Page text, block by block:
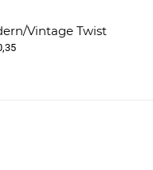
Vintage Twist